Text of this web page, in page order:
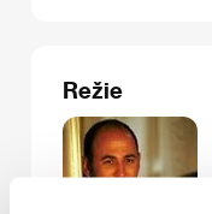
Režie